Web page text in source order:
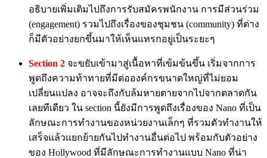
อธิบายเพิ่มเติมไปถึงการรับสมัครพนักงาน การมีส่วนร่วม
(engagement) รวมไปถึงเรื่องของชุมชน (community) ที่ต่าง
ก็มีตัวอย่างยกขึ้นมาให้เห็นแทรกอยู่เป็นระยะๆ
Section 2 จะขยับเข้ามาสู่เนื้อหาที่เข้มข้นขึ้น เริ่มจากการ
พูดถึงความท้าทายที่มีต่อองค์กรขนาดใหญ่ที่ไม่ยอม
เปลี่ยนแปลง อาจจะถึงกับล้มหายตายจากไปจากตลาดกัน
เลยทีเดียว ใน section นี้ยังมีการพูดถึงเรื่องของ Nano ที่เป็น
ลักษณะการทำงานของหน่วยงานเล็กๆ ที่รวมตัวทำงานให้
เสร็จแล้วแยกย้ายกันไปทำงานอื่นต่อไป พร้อมกับตัวอย่าง
ของ Hollywood ที่มีลักษณะการทำงานแบบ Nano ที่น่า